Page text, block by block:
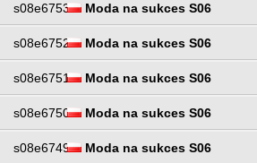
s08e6753 Moda na sukces S06
s08e6752 Moda na sukces S06
s08e6751 Moda na sukces S06
s08e6750 Moda na sukces S06
s08e6749 Moda na sukces S06